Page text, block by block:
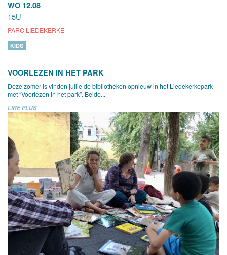
WO 12.08
15U
PARC LIEDEKERKE
KIDS
VOORLEZEN IN HET PARK
Deze zomer is vinden jullie de bibliotheken opnieuw in het Liedekerkepark
met “Voorlezen in het park”. Beide...
LIRE PLUS